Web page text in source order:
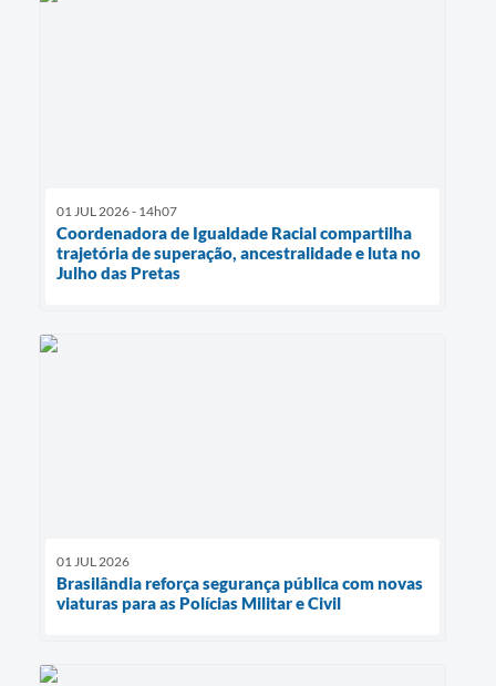
01 JUL 2026 - 14h07
Coordenadora de Igualdade Racial compartilha
trajetória de superação, ancestralidade e luta no
Julho das Pretas
01 JUL 2026
Brasilândia reforça segurança pública com novas
viaturas para as Polícias Militar e Civil